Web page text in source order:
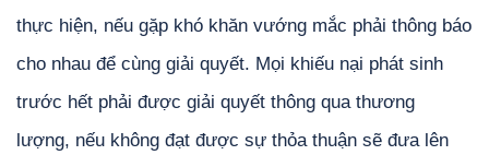
thực hiện, nếu gặp khó khăn vướng mắc phải thông báo
cho nhau để cùng giải quyết. Mọi khiếu nại phát sinh
trước hết phải được giải quyết thông qua thương
lượng, nếu không đạt được sự thỏa thuận sẽ đưa lên